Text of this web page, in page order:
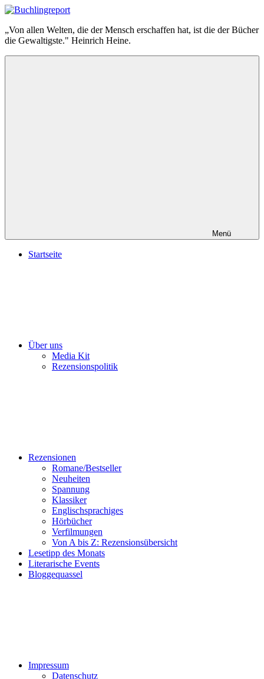
Zum
springen
Buchlingreport
„Von allen Welten, die der Mensch erschaffen hat, ist die der Bücher
die Gewaltigste." Heinrich Heine.
Menü
Startseite
Über uns
Media Kit
Rezensionspolitik
Rezensionen
Romane/Bestseller
Neuheiten
Spannung
Klassiker
Englischsprachiges
Hörbücher
Verfilmungen
Von A bis Z: Rezensionsübersicht
Lesetipp des Monats
Literarische Events
Bloggequassel
Impressum
Datenschutz